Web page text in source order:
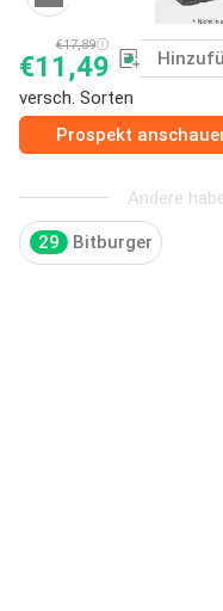
€17,89
€11,49
versch. Sorten
Prospekt
Andere
29 Bitburger